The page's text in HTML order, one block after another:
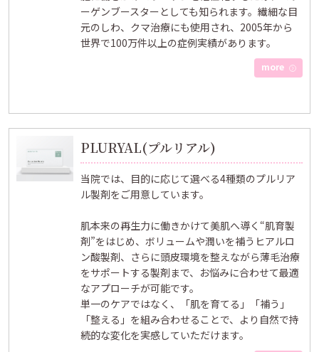
ーゲンブースターとしても知られます。繊細な目
元のしわ、クマ治療にも使用され、2005年から
世界で100万件以上の症例実績があります。
more
PLURYAL(プルリアル)
当院では、目的に応じて選べる4種類のプルリア
ル製剤をご用意しています。
肌本来の再生力に働きかけて美肌へ導く“肌育製
剤”をはじめ、ボリュームや潤いを補うヒアルロ
ン酸製剤、さらに頭皮環境を整えながら薄毛治療
をサポートする製剤まで、お悩みに合わせて最適
なアプローチが可能です。
単一のケアではなく、「肌を育てる」「補う」
「整える」を組み合わせることで、より自然で持
続的な変化を実感していただけます。